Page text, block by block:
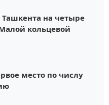
на четыре
кольцевой
место по числу